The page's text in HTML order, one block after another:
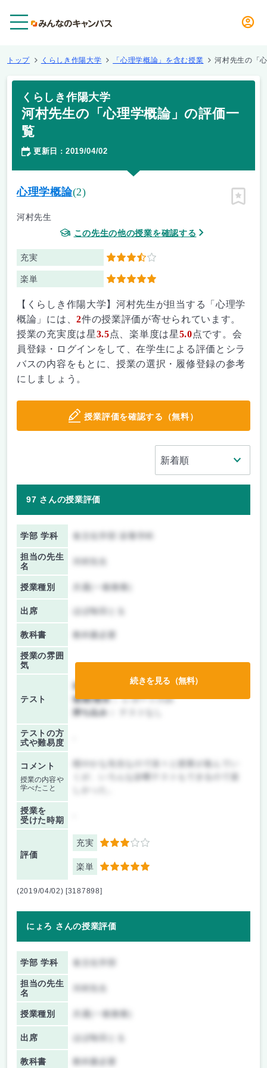
トップ くらしき作陽大学 「心理学概論」を含む授業 河村先生の「
くらしき作陽大学
河村先生の「心理学概論」の評価一
覧
更新日 ： 2019/04/02
心理学概論(2)
河村先生
この先生の他の授業を確認する
充実 3.5
楽単 5
ピン留
【くらしき作陽大学】河村先生が担当する「心理学
概論」には、2件の授業評価が寄せられています。
授業の充実度は星3.5点、楽単度は星5.0点です。会
員登録・ログインをして、在学生による評価とシラ
バスの内容をもとに、授業の選択・履修登録の参考
にしましょう。
授業評価を確認する（無料）
97 さんの授業評価
学部 学科 食文化学部 栄養学科
担当の先生
名
授業種別 共通(一般教養)
出席 ほぼ毎回とる
教科書 教科書必要
授業の雰囲
気
テスト
前期/中間：
授業無し
後期/期末：レポートのみ
持ち込み：
テストの方
式や難易度
コメント
授業の内容や
学べたこと
授業を
受けた時期
評価
充実 3
楽単 5
続きを見る（無料）
(2019/04/02) [3187898]
にょろ さんの授業評価
学部 学科 食文化学部
担当の先生
名
授業種別 共通(一般教養)
出席 ほぼ毎回とる
教科書 教科書必要